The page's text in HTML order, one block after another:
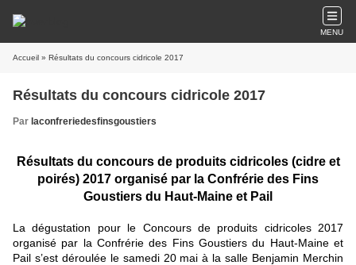
MENU
Accueil » Résultats du concours cidricole 2017
Résultats du concours cidricole 2017
Par laconfreriedesfinsgoustiers
Résultats du concours de produits cidricoles (cidre et
poirés) 2017 organisé par la Confrérie des Fins
Goustiers du Haut-Maine et Pail
La dégustation pour le Concours de produits cidricoles 2017
organisé par la Confrérie des Fins Goustiers du Haut-Maine et
Pail s’est déroulée le samedi 20 mai à la salle Benjamin Merchin